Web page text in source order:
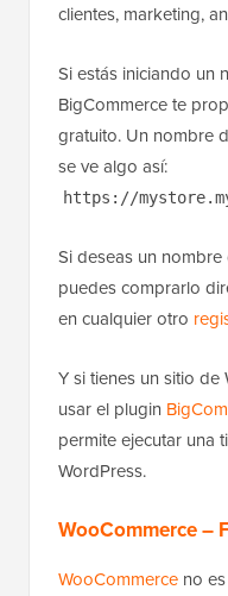
clientes, marketing,
Si estás iniciando un
BigCommerce te
gratuito. Un nombre
se ve algo así:
https://
Si deseas un
puedes comprarlo
en cualquier otro
Y si tienes un sitio de
usar el plugin
permite ejecutar una
WordPress.
WooCommerce –
WooCommerce no